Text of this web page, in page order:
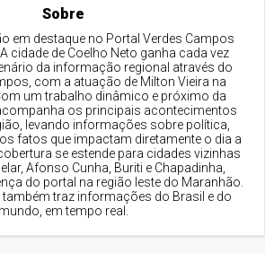
Sobre
em destaque no Portal Verdes Campos
cidade de Coelho Neto ganha cada vez
da informação regional através do
com a atuação de Milton Vieira na
um trabalho dinâmico e próximo da
os principais acontecimentos
levando informações sobre política,
fatos que impactam diretamente o dia a
se estende para cidades vizinhas
Afonso Cunha, Buriti e Chapadinha,
do portal na região leste do Maranhão.
também traz informações do Brasil e do
mundo, em tempo real.